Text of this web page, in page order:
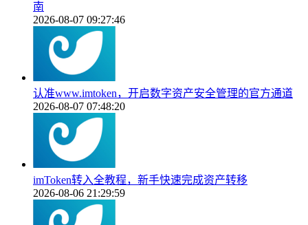
南
2026-08-07 09:27:46
认准www.imtoken，开启数字资产安全管理的官方通道
2026-08-07 07:48:20
imToken转入全教程，新手快速完成资产转移
2026-08-06 21:29:59